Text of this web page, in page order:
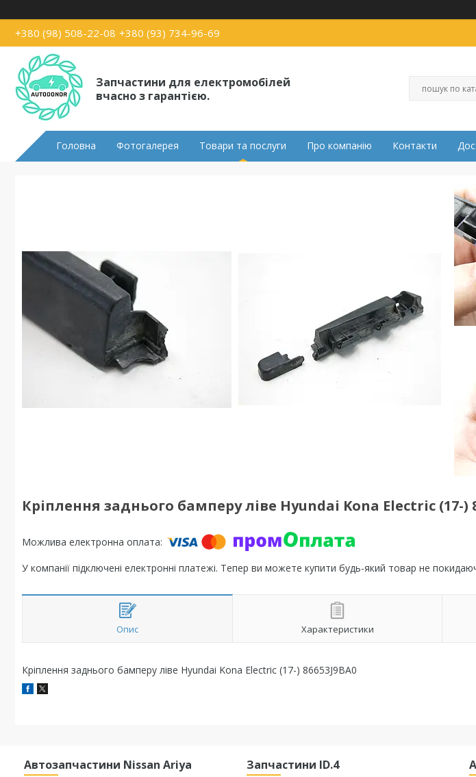
+380 (98) 508-22-08 +380 (93) 734-96-69
Запчастини для електромобілей
вчасно з гарантією.
Головна Фотогалерея Товари та послуги Про компанію Контакти
Кріплення заднього бамперу ліве Hyundai Kona Electric (17-)
У компанії підключені електронні платежі. Тепер ви можете купити будь-який товар не
Опис Характеристики
Кріплення заднього бамперу ліве Hyundai Kona Electric (17-) 86653J9BA0
Автозапчастини Nissan Ariya Запчастини ID.4